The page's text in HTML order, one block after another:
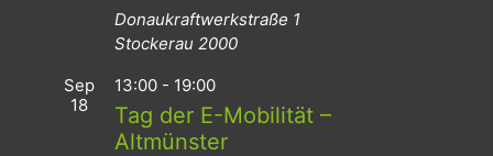
Donaukraftwerkstraße 1
Stockerau 2000
Sep
18
13:00 - 19:00
Tag der E-Mobilität –
Altmünster